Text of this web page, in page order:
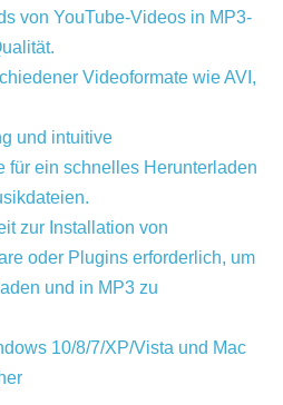
von YouTube-Videos in MP3-
Videoformate wie AVI,
und intuitive
für ein schnelles Herunterladen
zur Installation von
oder Plugins erforderlich, um
und in MP3 zu
10/8/7/XP/Vista und Mac